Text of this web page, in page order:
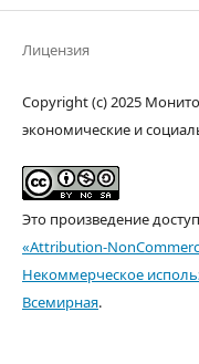
Лицензия
Copyright (c) 2025
экономические и
Это произведение
«Attribution-
Некоммерческое
Всемирная.